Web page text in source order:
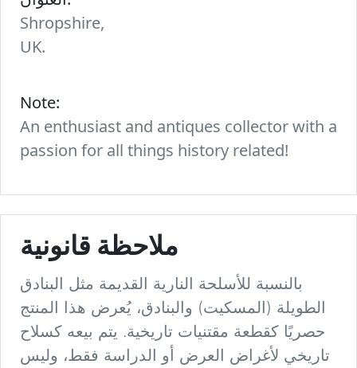
Shropshire,
UK.
Note:
An enthusiast and antiques collector with a
passion for all things history related!
ملاحظة قانونية
بالنسبة للأسلحة النارية القديمة مثل البنادق
الطويلة (المسكيت) والبنادق، يُعرض هذا المنتج
حصريًا كقطعة مقتنيات تاريخية. يتم بيعه كسلاح
تاريخي لأغراض العرض أو الدراسة فقط، وليس